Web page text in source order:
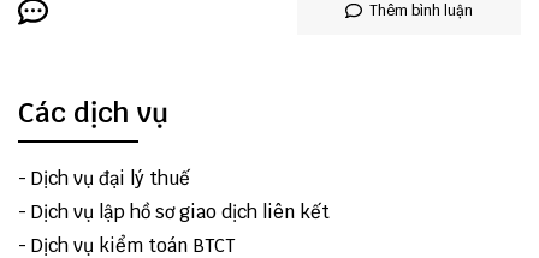
Thêm bình luận
Các dịch vụ
- Dịch vụ đại lý thuế
- Dịch vụ lập hồ sơ giao dịch liên kết
- Dịch vụ kiểm toán BTCT